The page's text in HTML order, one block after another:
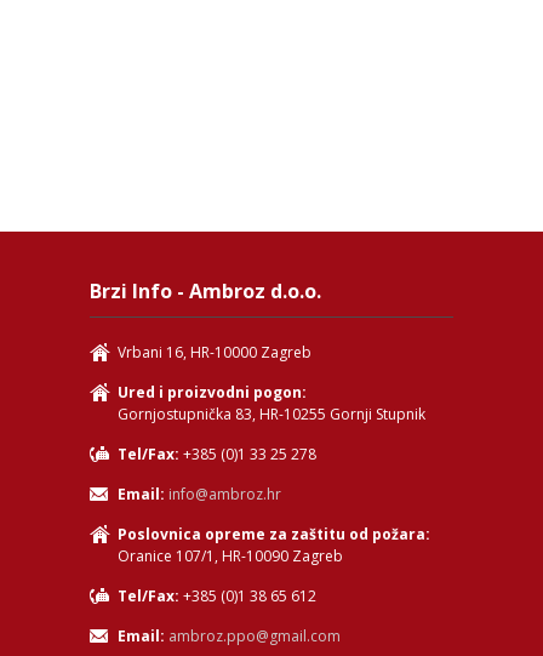
Brzi Info - Ambroz d.o.o.
Vrbani 16, HR-10000 Zagreb
Ured i proizvodni pogon:
Gornjostupnička 83, HR-10255 Gornji Stupnik
Tel/Fax: +385 (0)1 33 25 278
Email: info@ambroz.hr
Poslovnica opreme za zaštitu od požara:
Oranice 107/1, HR-10090 Zagreb
Tel/Fax: +385 (0)1 38 65 612
Email: ambroz.ppo@gmail.com